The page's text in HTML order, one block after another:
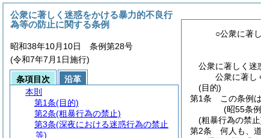
○公衆に著
公衆に著しく迷
公衆に著し
(目的)
第1条
この条例
(昭55条
(粗暴行為の禁
第2条
何人も、
公衆に著しく迷惑をかける暴力的不良行
為等の防止に関する条例
昭和38年10月10日 条例第28号
(令和7年7月1日施行)
条項目次
沿革
本則
第1条(目的)
第2条(粗暴行為の禁止)
第3条(深夜における迷惑行為の禁止
等)